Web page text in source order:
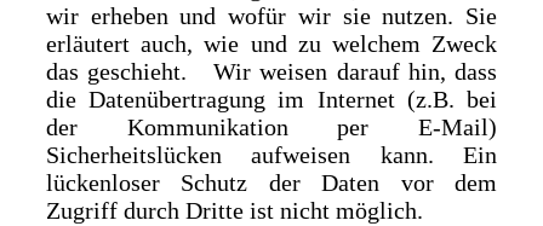
wir erheben und wofür wir sie nutzen. Sie
erläutert auch, wie und zu welchem Zweck
das geschieht. Wir weisen darauf hin, dass
die Datenübertragung im Internet (z.B. bei
der Kommunikation per E-Mail)
Sicherheitslücken aufweisen kann. Ein
lückenloser Schutz der Daten vor dem
Zugriff durch Dritte ist nicht möglich.